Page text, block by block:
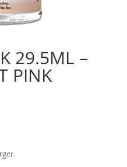
29.5ML –
PINK